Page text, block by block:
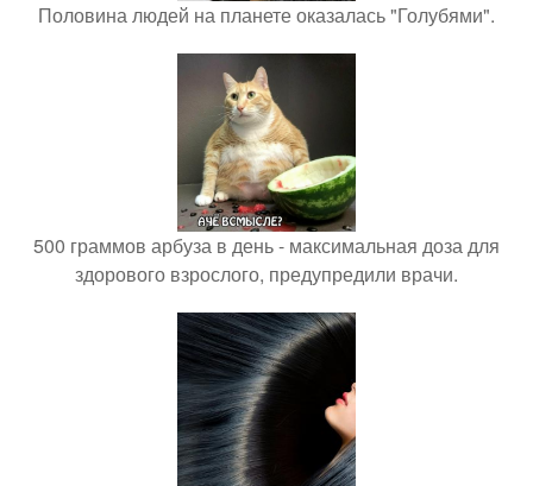
Половина людей на планете оказалась "Голубями".
500 граммов арбуза в день - максимальная доза для
здорового взрослого, предупредили врачи.